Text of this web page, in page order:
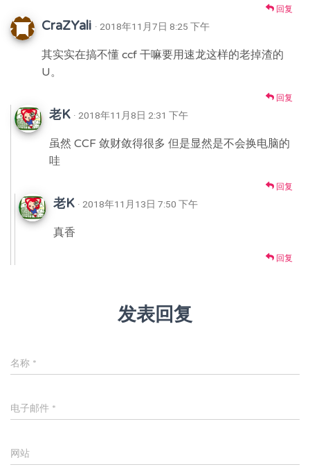
回复
CraZYali · 2018年11月7日 8:25 下午
其实实在搞不懂 ccf 干嘛要用速龙这样的老掉渣的
U。
回复
老K · 2018年11月8日 2:31 下午
虽然 CCF 敛财敛得很多 但是显然是不会换电脑的
哇
回复
老K · 2018年11月13日 7:50 下午
真香
回复
发表回复
名称 *
电子邮件 *
网站